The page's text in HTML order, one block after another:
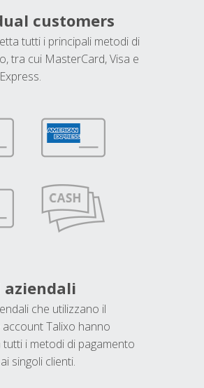
customers
tutti i principali metodi di
tra cui MasterCard, Visa e
aziendali
che utilizzano il
Talixo hanno
i metodi di pagamento
singoli clienti.